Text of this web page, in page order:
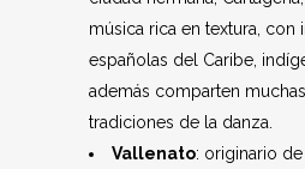
música rica en textura, con
españolas del Caribe,
además comparten
tradiciones de la danza.
Vallenato: originario